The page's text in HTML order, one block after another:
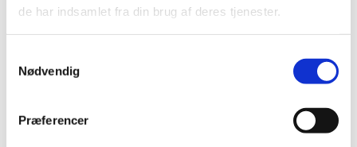
de har indsamlet fra din brug af deres tjenester.
Nødvendig
Præferencer